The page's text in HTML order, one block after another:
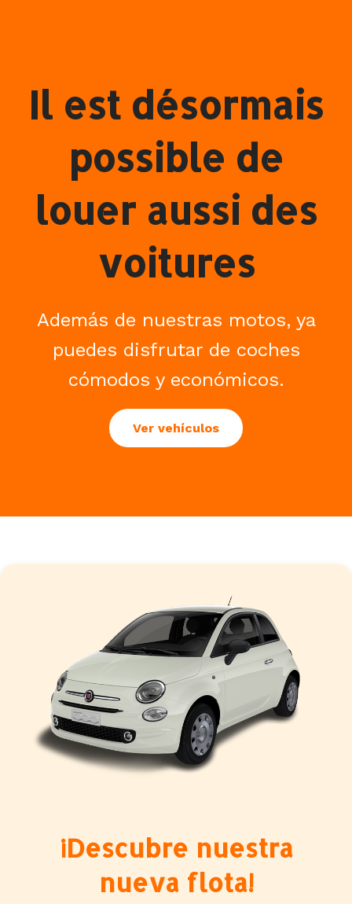
Il est désormais
possible de
louer aussi des
voitures
Además de nuestras motos, ya
puedes disfrutar de coches
cómodos y económicos.
Ver vehículos
¡Descubre nuestra
nueva flota!